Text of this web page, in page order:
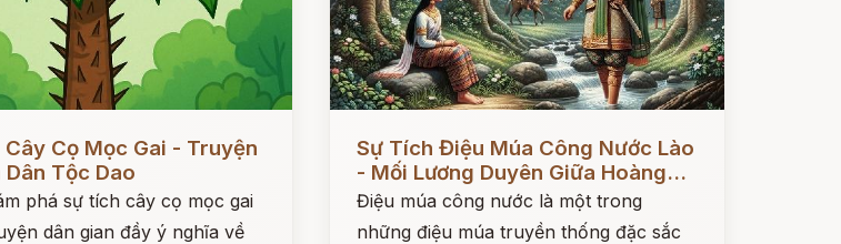
Cọ Mọc Gai - Truyện
Tộc Dao
phá sự tích cây cọ mọc gai
dân gian đầy ý nghĩa về
Sự Tích Điệu Múa Công Nước Lào
- Mối Lương Duyên Giữa Hoàng...
Điệu múa công nước là một trong
những điệu múa truyền thống đặc sắc